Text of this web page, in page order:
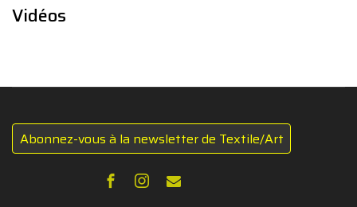
Vidéos
Abonnez-vous à la newsletter de Textile/Art